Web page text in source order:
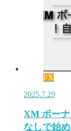
FX
2025.7.29
XM ボー
なしで始